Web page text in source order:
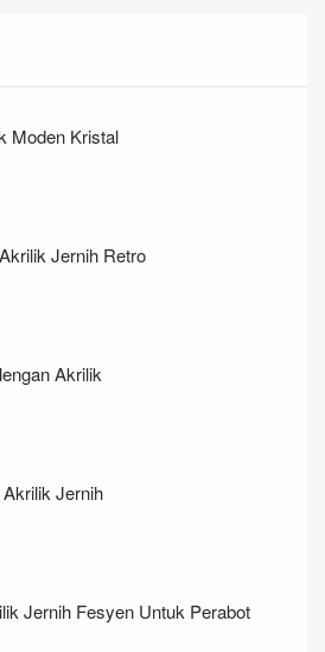
Moden Kristal
Jernih Retro
Akrilik
Jernih
Jernih Fesyen Untuk Perabot